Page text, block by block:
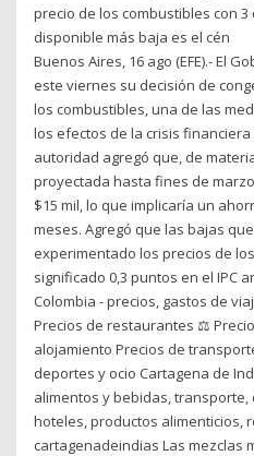
precio de los combustibles con
disponible más baja es el cén
Buenos Aires, 16 ago (EFE).- El
este viernes su decisión de
los combustibles, una de las
los efectos de la crisis
autoridad agregó que, de
proyectada hasta fines de
$15 mil, lo que implicaría un
meses. Agregó que las bajas
experimentado los precios de
significado 0,3 puntos en el IPC
Colombia - precios, gastos de
Precios de restaurantes ⚖
alojamiento Precios de
deportes y ocio Cartagena de
alimentos y bebidas,
hoteles, productos alimenticios,
cartagenadeindias Las mezclas